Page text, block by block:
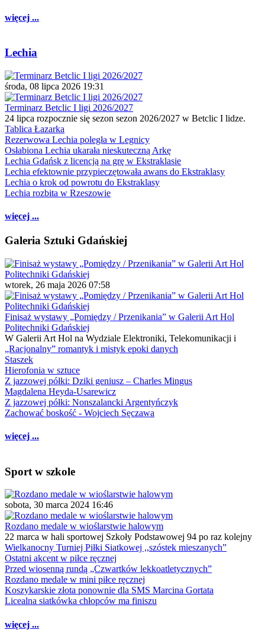
więcej ...
Lechia
środa, 08 lipca 2026 19:31
Terminarz Betclic I ligi 2026/2027
24 lipca rozpocznie się sezon sezon 2026/2027 w Betclic I lidze.
Tablica Łazarka
Rezerwowa Lechia poległa w Legnicy
Osłabiona Lechia ukarała nieskuteczną Arkę
Lechia Gdańsk z licencją na grę w Ekstraklasie
Lechia efektownie przypieczętowała awans do Ekstraklasy
Lechia o krok od powrotu do Ekstraklasy
Lechia rozbita w Rzeszowie
więcej ...
Galeria Sztuki Gdańskiej
wtorek, 26 maja 2026 07:58
Finisaż wystawy „Pomiędzy / Przenikania” w Galerii Art Hol
Politechniki Gdańskiej
W Galerii Art Hol na Wydziale Elektroniki, Telekomunikacji i
„Racjonalny” romantyk i mistyk epoki danych
Staszek
Hierofonia w sztuce
Z jazzowej półki: Dziki geniusz – Charles Mingus
Magdalena Heyda-Usarewicz
Z jazzowej półki: Nonszalancki Argentyńczyk
Zachować boskość - Wojciech Sęczawa
więcej ...
Sport w szkole
sobota, 30 marca 2024 16:46
Rozdano medale w wioślarstwie halowym
22 marca w hali sportowej Szkoły Podstawowej 94 po raz kolejny
Wielkanocny Turniej Piłki Siatkowej ,,szóstek mieszanych”
Ostatni akcent w piłce ręcznej
Przed wiosenną rundą „Czwartków lekkoatletycznych”
Rozdano medale w mini piłce ręcznej
Koszykarskie złota ponownie dla SMS Marcina Gortata
Licealna siatkówka chłopców ma finiszu
więcej ...